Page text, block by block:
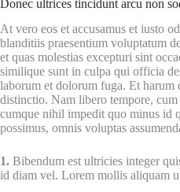
Donec ultrices tincidunt arcu non
At vero eos et accusamus et iusto
blanditiis praesentium voluptatum
et quas molestias excepturi sint
similique sunt in culpa qui officia
laborum et dolorum fuga. Et harum
distinctio. Nam libero tempore,
cumque nihil impedit quo minus id
possimus, omnis voluptas
1. Bibendum est ultricies integer
id diam vel. Lorem mollis aliquam